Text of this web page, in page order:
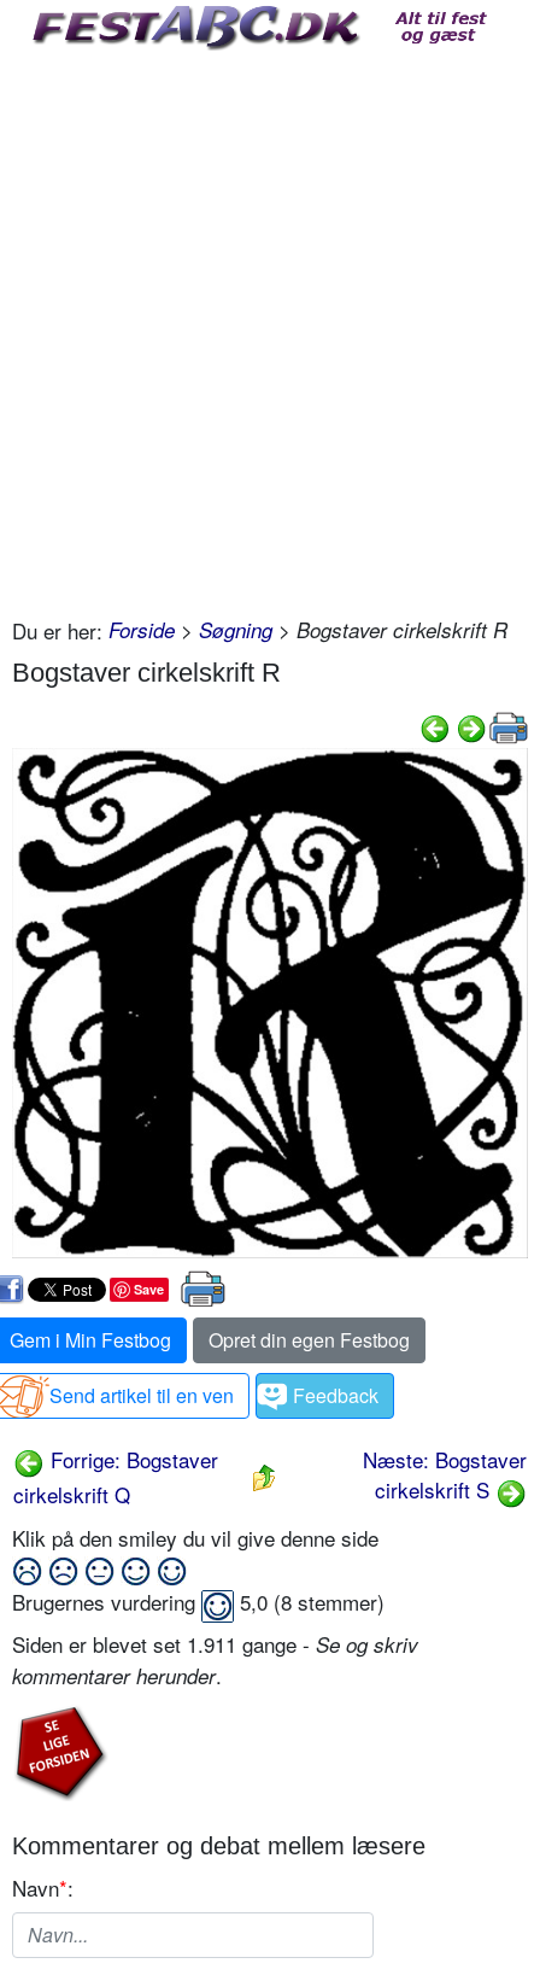
Du er her: Forside > Søgning> Bogstaver cirkelskrift R
Bogstaver cirkelskrift R
Save
Gem i Min Festbog
Opret din egen Festbog
Send artikel til en ven
Feedback
Forrige: Bogstaver
cirkelskrift Q
Næste: Bogstaver
cirkelskrift S
Klik på den smiley du vil give denne side
Brugernes vurdering 5,0 (8 stemmer)
Siden er blevet set 1.911 gange - Se og skriv
kommentarer herunder.
Kommentarer og debat mellem læsere
Navn*: